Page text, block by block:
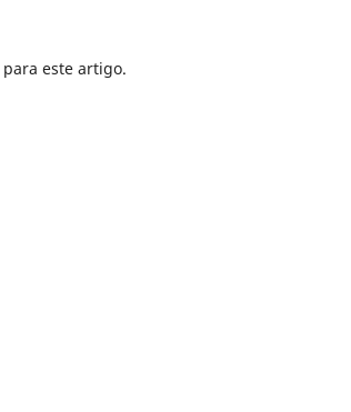
para este artigo.